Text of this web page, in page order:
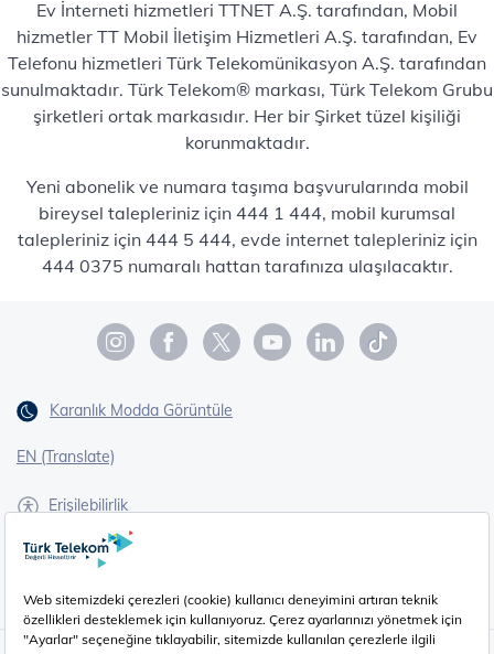
Ev İnterneti hizmetleri TTNET A.Ş. tarafından, Mobil
hizmetler TT Mobil İletişim Hizmetleri A.Ş. tarafından, Ev
Telefonu hizmetleri Türk Telekomünikasyon A.Ş. tarafından
sunulmaktadır. Türk Telekom® markası, Türk Telekom Grubu
şirketleri ortak markasıdır. Her bir Şirket tüzel kişiliği
korunmaktadır.
Yeni abonelik ve numara taşıma başvurularında mobil
bireysel talepleriniz için 444 1 444, mobil kurumsal
talepleriniz için 444 5 444, evde internet talepleriniz için
444 0375 numaralı hattan tarafınıza ulaşılacaktır.
Karanlık Modda Görüntüle
EN (Translate)
Erişilebilirlik
İşaret Dili Çevirisi